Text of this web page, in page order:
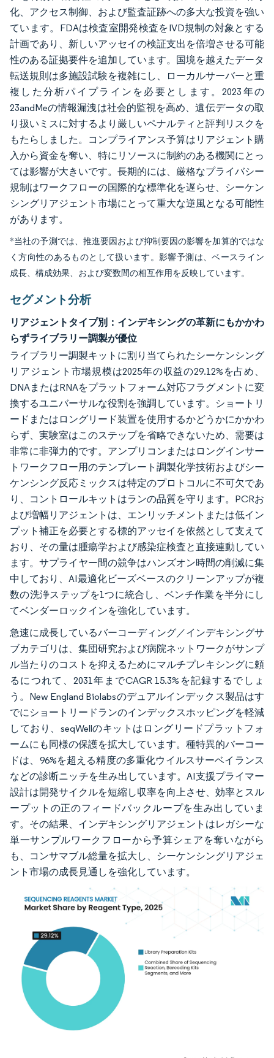
化、アクセス制御、および監査証跡への多大な投資を強い
ています。FDAは検査室開発検査をIVD規制の対象とする
計画であり、新しいアッセイの検証支出を倍増させる可能
性のある証拠要件を追加しています。国境を越えたデータ
転送規則は多施設試験を複雑にし、ローカルサーバーと重
複した分析パイプラインを必要とします。2023年の
23andMeの情報漏洩は社会的監視を高め、遺伝データの取
り扱いミスに対するより厳しいペナルティと評判リスクを
もたらしました。コンプライアンス予算はリアジェント購
入から資金を奪い、特にリソースに制約のある機関にとっ
ては影響が大きいです。長期的には、厳格なプライバシー
規制はワークフローの国際的な標準化を遅らせ、シーケン
シングリアジェント市場にとって重大な逆風となる可能性
があります。
*当社の予測では、推進要因および抑制要因の影響を加算的ではな
く方向性のあるものとして扱います。影響予測は、ベースライン
成長、構成効果、および変数間の相互作用を反映しています。
セグメント分析
リアジェントタイプ別：インデキシングの革新にもかかわ
らずライブラリー調製が優位
ライブラリー調製キットに割り当てられたシーケンシング
リアジェント市場規模は2025年の収益の29.12%を占め、
DNAまたはRNAをプラットフォーム対応フラグメントに変
換するユニバーサルな役割を強調しています。ショートリ
ードまたはロングリード装置を使用するかどうかにかかわ
らず、実験室はこのステップを省略できないため、需要は
非常に非弾力的です。アンプリコンまたはロングインサー
トワークフロー用のテンプレート調製化学技術およびシー
ケンシング反応ミックスは特定のプロトコルに不可欠であ
り、コントロールキットはランの品質を守ります。PCRお
よび増幅リアジェントは、エンリッチメントまたは低イン
プット補正を必要とする標的アッセイを依然として支えて
おり、その量は腫瘍学および感染症検査と直接連動してい
ます。サプライヤー間の競争はハンズオン時間の削減に集
中しており、AI最適化ビーズベースのクリーンアップが複
数の洗浄ステップを1つに統合し、ベンチ作業を半分にし
てベンダーロックインを強化しています。
急速に成長しているバーコーディング／インデキシングサ
ブカテゴリは、集団研究および病院ネットワークがサンプ
ル当たりのコストを抑えるためにマルチプレキシングに頼
るにつれて、2031年までCAGR 15.3%を記録するでしょ
う。New England Biolabsのデュアルインデックス製品はす
でにショートリードランのインデックスホッピングを軽減
しており、seqWellのキットはロングリードプラットフォ
ームにも同様の保護を拡大しています。種特異的バーコー
ドは、96%を超える精度の多重化ウイルスサーベイランス
などの診断ニッチを生み出しています。AI支援プライマー
設計は開発サイクルを短縮し収率を向上させ、効率とスル
ープットの正のフィードバックループを生み出していま
す。その結果、インデキシングリアジェントはレガシーな
単一サンプルワークフローから予算シェアを奪いながら
も、コンサマブル総量を拡大し、シーケンシングリアジェ
ント市場の成長見通しを強化しています。